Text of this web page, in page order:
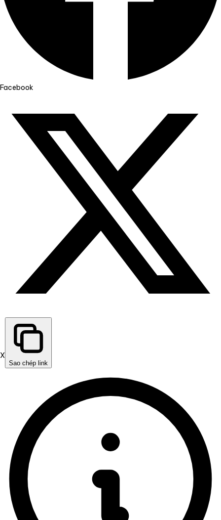
Facebook
X
Sao chép link